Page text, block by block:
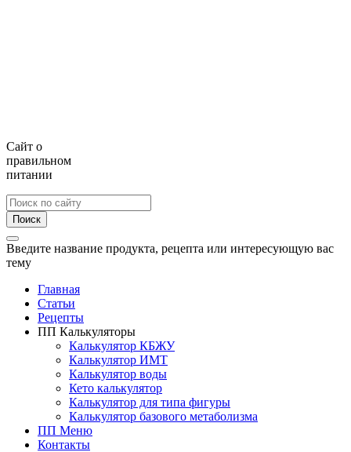
Сайт о
правильном
питании
Поиск
Введите название продукта, рецепта или интересующую вас
тему
Главная
Статьи
Рецепты
ПП Калькуляторы
Калькулятор КБЖУ
Калькулятор ИМТ
Калькулятор воды
Кето калькулятор
Калькулятор для типа фигуры
Калькулятор базового метаболизма
ПП Меню
Контакты